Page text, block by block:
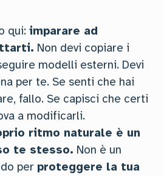
qui: imparare ad
Non devi copiare i
modelli esterni. Devi
per te. Se senti che hai
fallo. Se capisci che certi
a modificarli.
ritmo naturale è un
te stesso. Non è un
per proteggere la tua